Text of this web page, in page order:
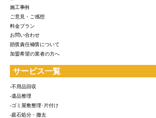
施工事例
ご意見・ご感想
料金プラン
お問い合わせ
賠償責任補償について
加盟希望の業者の方へ
サービス一覧
-不用品回収
-遺品整理
-ゴミ屋敷整理･片付け
-庭石処分・撤去